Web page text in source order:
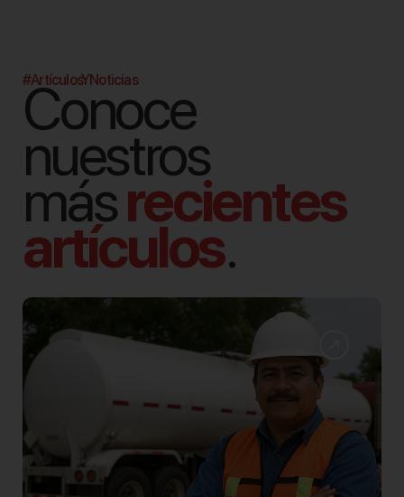
#ArtículosYNoticias
Conoce
nuestros
másrecientes
artículos.